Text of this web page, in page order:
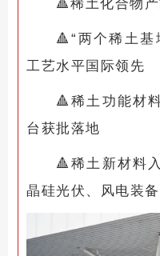
🔺稀土化合物
🔺“两个稀土基
工艺水平国际领先
🔺稀土功能材
台获批落地
🔺稀土新材料
晶硅光伏、风电装